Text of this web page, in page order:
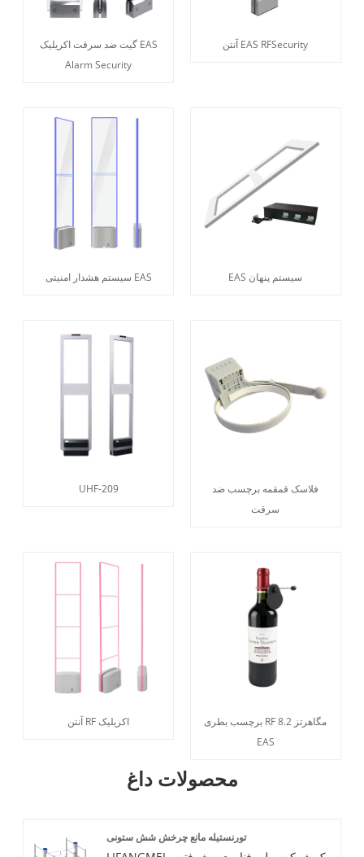
گیت ضد سرقت اکریلیک EAS
Alarm Security
آنتن EAS RFSecurity
سیستم هشدار امنیتی EAS EAS سیستم پنهان
UHF-209
فلاسک قمقمه برچسب ضد
سرقت
آنتن RF اکریلیک
برچسب بطری RF 8.2 مگاهرتز
EAS
محصولات داغ
تورنستیله مانع چرخش شش ستونی